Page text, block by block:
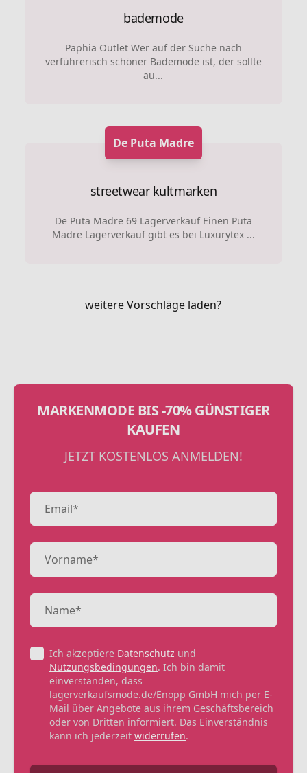
bademode
Paphia Outlet Wer auf der Suche nach
verführerisch schöner Bademode ist, der sollte
au...
De Puta Madre
streetwear kultmarken
De Puta Madre 69 Lagerverkauf Einen Puta
Madre Lagerverkauf gibt es bei Luxurytex ...
weitere Vorschläge laden?
MARKENMODE BIS -70% GÜNSTIGER
KAUFEN
JETZT KOSTENLOS ANMELDEN!
Ich akzeptiere Datenschutz und
Nutzungsbedingungen. Ich bin damit
einverstanden, dass
lagerverkaufsmode.de/Enopp GmbH mich per E-
Mail über Angebote aus ihrem Geschäftsbereich
oder von Dritten informiert. Das Einverständnis
kann ich jederzeit widerrufen.